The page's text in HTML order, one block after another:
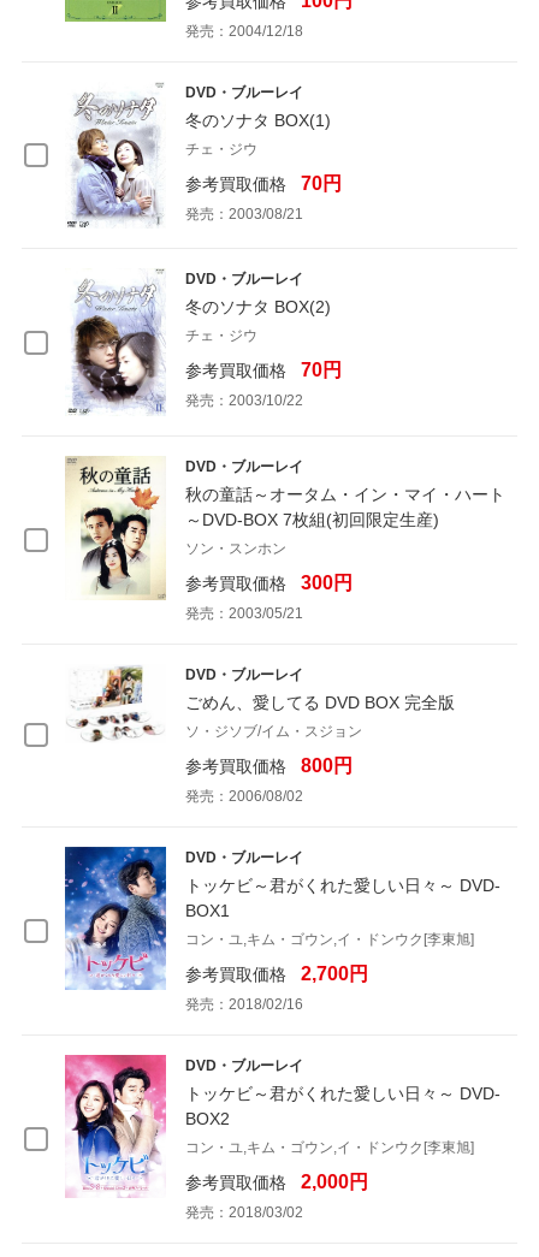
発売：2004/12/18
DVD・ブルーレイ
冬のソナタ BOX(1)
チェ・ジウ
参考買取価格 70円
発売：2003/08/21
DVD・ブルーレイ
冬のソナタ BOX(2)
チェ・ジウ
参考買取価格 70円
発売：2003/10/22
DVD・ブルーレイ
秋の童話～オータム・イン・マイ・ハート
～DVD-BOX 7枚組(初回限定生産)
ソン・スンホン
参考買取価格 300円
発売：2003/05/21
DVD・ブルーレイ
ごめん、愛してる DVD BOX 完全版
ソ・ジソブ/イム・スジョン
参考買取価格 800円
発売：2006/08/02
DVD・ブルーレイ
トッケビ～君がくれた愛しい日々～ DVD-
BOX1
コン・ユ,キム・ゴウン,イ・ドンウク[李東旭]
参考買取価格 2,700円
発売：2018/02/16
DVD・ブルーレイ
トッケビ～君がくれた愛しい日々～ DVD-
BOX2
コン・ユ,キム・ゴウン,イ・ドンウク[李東旭]
参考買取価格 2,000円
発売：2018/03/02